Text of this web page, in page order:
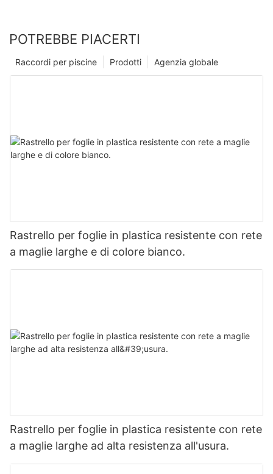
POTREBBE PIACERTI
Agenzia globale
Prodotti
Raccordi per piscine
Rastrello per foglie in plastica resistente con rete
a maglie larghe e di colore bianco.
Rastrello per foglie in plastica resistente con rete
a maglie larghe ad alta resistenza all'usura.